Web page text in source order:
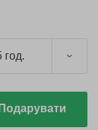
год.
Подарувати